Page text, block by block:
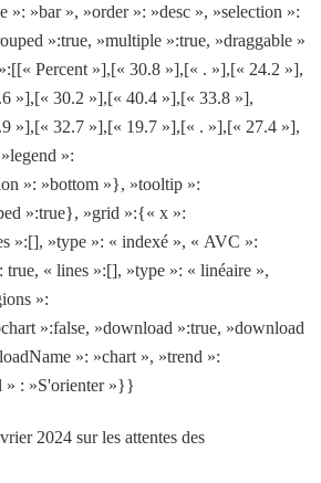
»: »bar », »order »: »desc », »selection »:
»:true, »multiple »:true, »draggable »:
Percent »],[« 30.8 »],[« . »],[« 24.2 »],
»],[« 30.2 »],[« 40.4 »],[« 33.8 »],
»],[« 32.7 »],[« 19.7 »],[« . »],[« 27.4 »],
»:
»: »bottom »}, »tooltip »:
»:true}, »grid »:{« x »:
»:[], »type »: « indexé », « AVC »:
« lines »:[], »type »: « linéaire »,
»:
»:false, »download »:true,
»: »chart », »trend »:
» : »S'orienter »}}
2024 sur les attentes des